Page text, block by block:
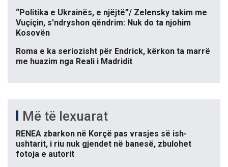
“Politika e Ukrainës, e njëjtë”/ Zelensky takim me
Vuçiçin, s’ndryshon qëndrim: Nuk do ta njohim
Kosovën
Roma e ka seriozisht për Endrick, kërkon ta marrë
me huazim nga Reali i Madridit
Më të lexuarat
RENEA zbarkon në Korçë pas vrasjes së ish-
ushtarit, i riu nuk gjendet në banesë, zbulohet
fotoja e autorit